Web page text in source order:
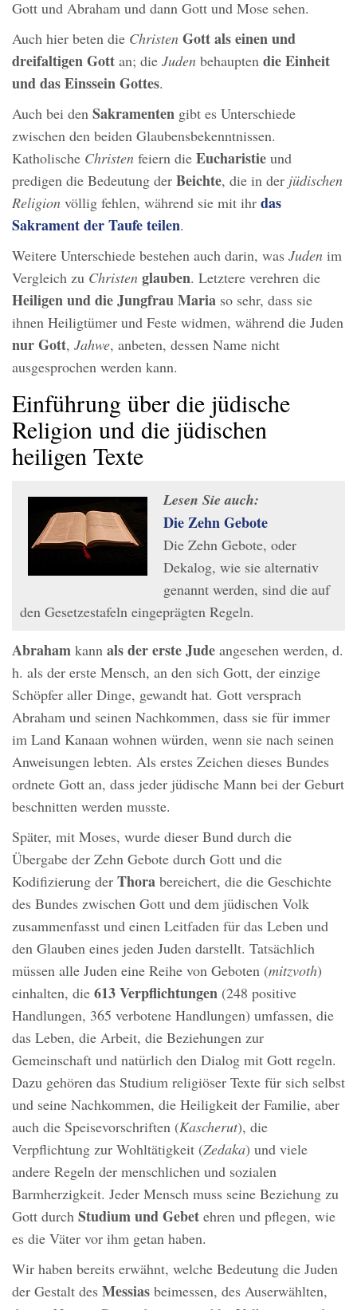
Gott und Abraham und dann Gott und Mose sehen.
Auch hier beten die Christen Gott als einen und
dreifaltigen Gott an; die Juden behaupten die Einheit
und das Einssein Gottes.
Auch bei den Sakramenten gibt es Unterschiede
zwischen den beiden Glaubensbekenntnissen.
Katholische Christen feiern die Eucharistie und
predigen die Bedeutung der Beichte, die in der jüdischen
Religion völlig fehlen, während sie mit ihr das
Sakrament der Taufe teilen.
Weitere Unterschiede bestehen auch darin, was Juden im
Vergleich zu Christen glauben. Letztere verehren die
Heiligen und die Jungfrau Maria so sehr, dass sie
ihnen Heiligtümer und Feste widmen, während die Juden
nur Gott, Jahwe, anbeten, dessen Name nicht
ausgesprochen werden kann.
Einführung über die jüdische
Religion und die jüdischen
heiligen Texte
Lesen Sie auch:
Die Zehn Gebote
Die Zehn Gebote, oder
Dekalog, wie sie alternativ
genannt werden, sind die auf
den Gesetzestafeln eingeprägten Regeln.
Abraham kann als der erste Jude angesehen werden, d.
h. als der erste Mensch, an den sich Gott, der einzige
Schöpfer aller Dinge, gewandt hat. Gott versprach
Abraham und seinen Nachkommen, dass sie für immer
im Land Kanaan wohnen würden, wenn sie nach seinen
Anweisungen lebten. Als erstes Zeichen dieses Bundes
ordnete Gott an, dass jeder jüdische Mann bei der Geburt
beschnitten werden musste.
Später, mit Moses, wurde dieser Bund durch die
Übergabe der Zehn Gebote durch Gott und die
Kodifizierung der Thora bereichert, die die Geschichte
des Bundes zwischen Gott und dem jüdischen Volk
zusammenfasst und einen Leitfaden für das Leben und
den Glauben eines jeden Juden darstellt. Tatsächlich
müssen alle Juden eine Reihe von Geboten (mitzvoth)
einhalten, die 613 Verpflichtungen (248 positive
Handlungen, 365 verbotene Handlungen) umfassen, die
das Leben, die Arbeit, die Beziehungen zur
Gemeinschaft und natürlich den Dialog mit Gott regeln.
Dazu gehören das Studium religiöser Texte für sich selbst
und seine Nachkommen, die Heiligkeit der Familie, aber
auch die Speisevorschriften (Kascherut), die
Verpflichtung zur Wohltätigkeit (Zedaka) und viele
andere Regeln der menschlichen und sozialen
Barmherzigkeit. Jeder Mensch muss seine Beziehung zu
Gott durch Studium und Gebet ehren und pflegen, wie
es die Väter vor ihm getan haben.
Wir haben bereits erwähnt, welche Bedeutung die Juden
der Gestalt des Messias beimessen, des Auserwählten,